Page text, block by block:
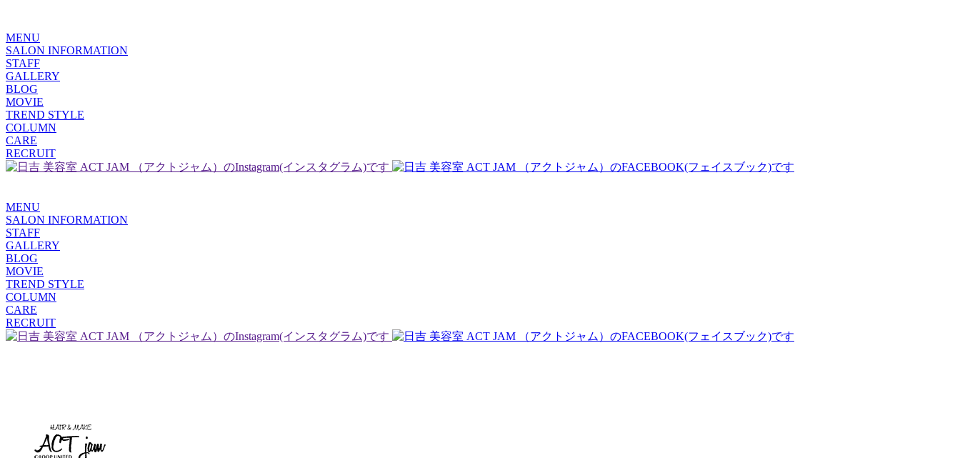
MENU
SALON INFORMATION
STAFF
GALLERY
BLOG
MOVIE
TREND STYLE
COLUMN
CARE
RECRUIT
MENU
SALON INFORMATION
STAFF
GALLERY
BLOG
MOVIE
TREND STYLE
COLUMN
CARE
RECRUIT